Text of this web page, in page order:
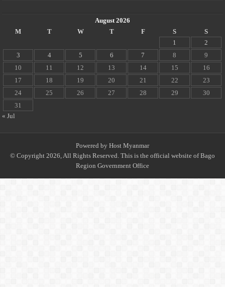
August 2026
M
T W T F S
S
1
2
3
4 5 6 7 8
9
10
11 12 13 14 15
16
17
18 19 20 21 22
23
24
25 26 27 28 29
30
31
« Jul
Powered by Host Myanmar
© Copyright 2026, All Rights Reserved. This is the official website of Bago
Region Government Office